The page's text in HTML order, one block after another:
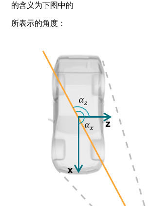
的含义为下图中的
所表示的角度：